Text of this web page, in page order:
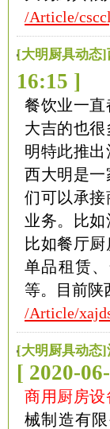
/Article/
[大明厨具动态
16:15 ]
餐饮业一
大吉的也
明特此推
西大明是
们可以承
业务。比
比如餐厅
单品租赁
等。目前陕
/Article/
[大明厨具动态
[ 2020-
商用厨房设
械制造有